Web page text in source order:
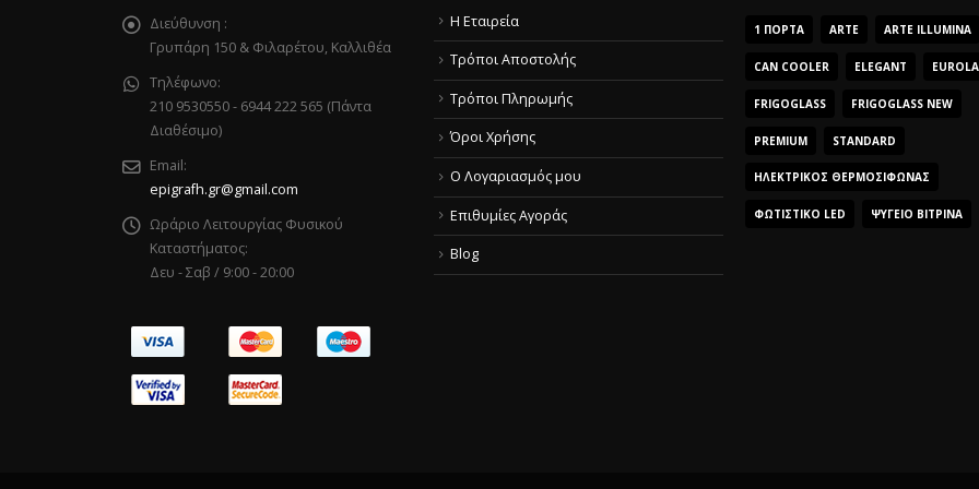
Διεύθυνση :
Γρυπάρη 150 & Φιλαρέτου, Καλλιθέα
Τηλέφωνο:
210 9530550 - 6944 222 565 (Πάντα
Διαθέσιμο)
Email:
epigrafh.gr@gmail.com
Ωράριο Λειτουργίας Φυσικού
Καταστήματος:
Δευ - Σαβ / 9:00 - 20:00
Η Εταιρεία
Τρόποι Αποστολής
Τρόποι Πληρωμής
Όροι Χρήσης
O Λογαριασμός μου
Επιθυμίες Αγοράς
Blog
1 ΠΌΡΤΑ ARTE ARTE ILLUMINA
CAN COOLER ELEGANT
FRIGOGLASS FRIGOGLASS NEW
PREMIUM STANDARD
ΗΛΕΚΤΡΙΚΌΣ ΘΕΡΜΟΣΊΦΩΝΑΣ
ΦΩΤΙΣΤΙΚΌ LED ΨΥΓΕΊΟ ΒΙΤΡΊΝΑ